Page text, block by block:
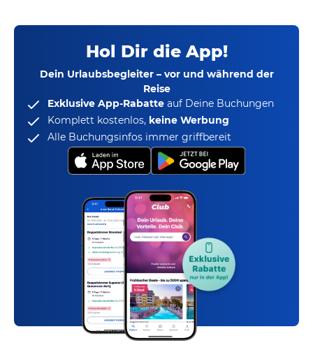
Hol Dir die App!
Dein Urlaubsbegleiter – vor und während der
Reise
Exklusive App-Rabatte auf Deine Buchungen
Komplett kostenlos, keine Werbung
Alle Buchungsinfos immer griffbereit